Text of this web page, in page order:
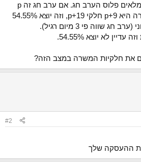
ערב חג, ועבדתי ב-9 ימים מלאים פלוס הערב חג. אם ערב חג זה p
מיום רגיל אז חלקיות המשרה היא 9+p חלקי 19+p, וזה יוצא 54.55%
לא יוצא 54.55%.
את חלקיות המשרה במצב הזה?
#2